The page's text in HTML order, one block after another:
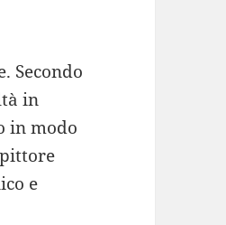
Secondo
in
in modo
e